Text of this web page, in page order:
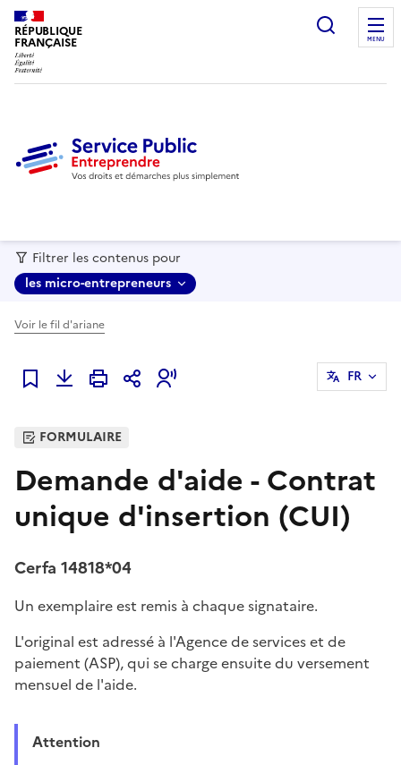
RÉPUBLIQUE
FRANÇAISE MENU
Filtrer les contenus pour
les micro-entrepreneurs
Voir le fil d'ariane
Ajouter à mes favoris
FR
FORMULAIRE
Demande d'aide - Contrat
unique d'insertion (CUI)
Cerfa 14818*04
Un exemplaire est remis à chaque signataire.
L'original est adressé à l'Agence de services et de
paiement (ASP), qui se charge ensuite du versement
mensuel de l'aide.
Attention